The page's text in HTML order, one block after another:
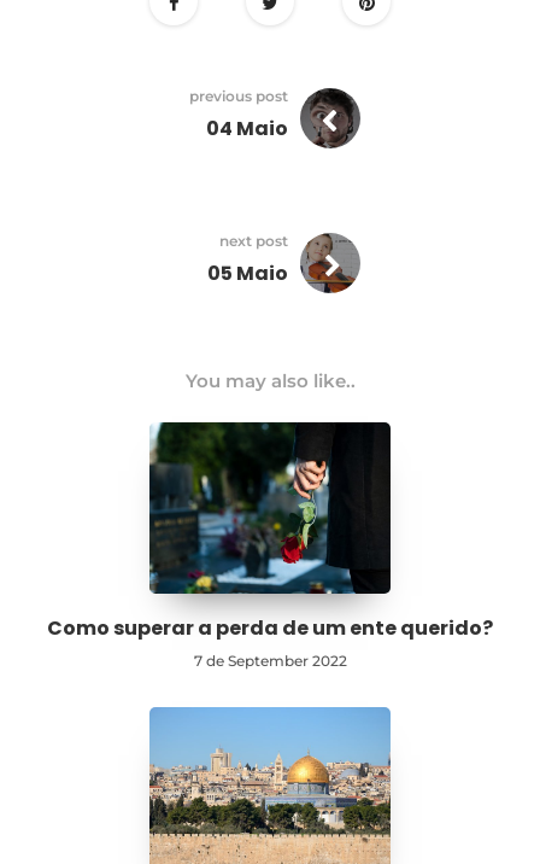
previous post
04 Maio
next post
05 Maio
You may also like..
Como superar a perda de um ente querido?
7 de September 2022